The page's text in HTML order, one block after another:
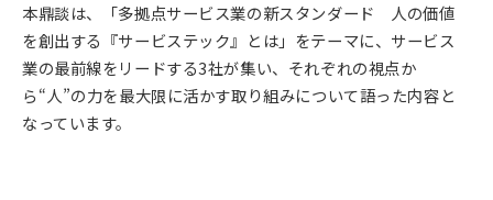
本鼎談は、「多拠点サービス業の新スタンダード 人の価値
を創出する『サービステック』とは」をテーマに、サービス
業の最前線をリードする3社が集い、それぞれの視点か
ら“人”の力を最大限に活かす取り組みについて語った内容と
なっています。